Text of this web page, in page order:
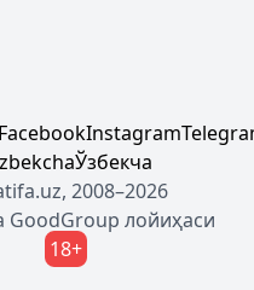
FacebookInstagram
Ўзбекча
2008–2026
GoodGroup лойиҳаси
18+